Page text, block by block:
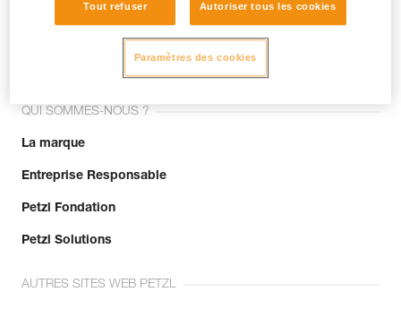
Rejoignez la communauté !
QUI SOMMES-NOUS ?
La marque
Entreprise Responsable
Petzl Fondation
Petzl Solutions
AUTRES SITES WEB PETZL
Tout refuser Autoriser tous les cookies
Paramètres des cookies